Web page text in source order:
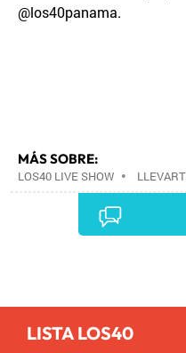
@los40panama.
MÁS SOBRE:
LOS40 LIVE SHOW •
CONCIERTOS•LOS40•
EVENTOS MUSICALES
•RADIO•
COMUNICACIÓN•
LISTA LOS40